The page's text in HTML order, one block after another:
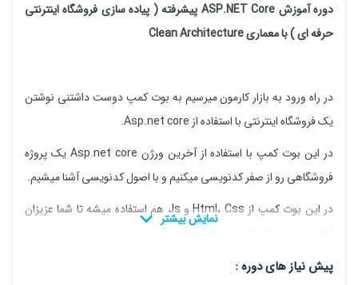
دوره آموزش ASP.NET Core پیشرفته ( پیاده سازی فروشگاه اینترنتی
حرفه ای ) با معماری Clean Architecture
در راه ورود به بازار کارمون میرسیم به بوت کمپ دوست داشتنی نوشتن
یک فروشگاه اینترنتی با استفاده از Asp.net core.
در این بوت کمپ با استفاده از آخرین ورژن Asp.net core یک پروژه
فروشگاهی رو از صفر کدنویسی میکنیم و با اصول کدنویسی آشنا میشیم.
در این بوت کمپ از Html، Css و Js هم استفاده میشه تا شما عزیزان
آماده ورود به بازار کار باشید.
پیش نیاز های دوره :